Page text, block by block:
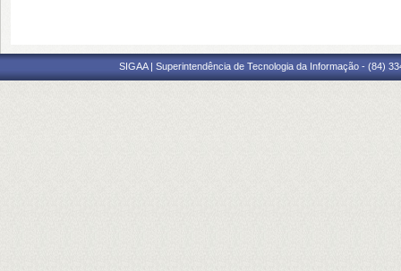
SIGAA | Superintendência de Tecnologia da Informação - (84)